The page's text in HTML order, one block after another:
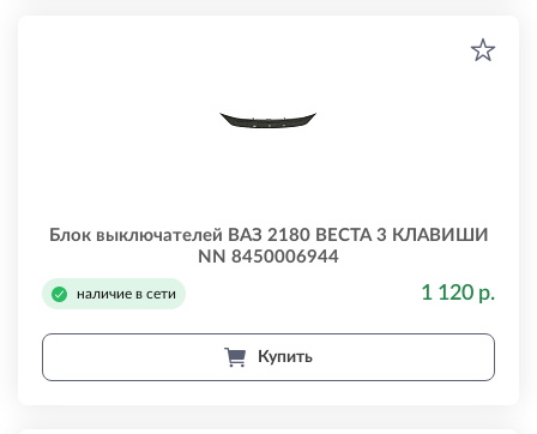
Блок выключателей ВАЗ 2180 ВЕСТА 3 КЛАВИШИ
NN 8450006944
наличие в сети 1 120 р.
Купить